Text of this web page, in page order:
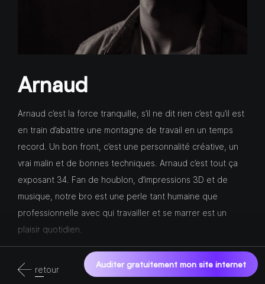
Arnaud
Arnaud c’est la force tranquille, s’il ne dit rien c’est qu’il est
en train d’abattre une montagne de travail en un temps
record. Un bon front, c’est une personnalité créative, un
vrai malin et de bonnes techniques. Arnaud c’est tout ça
exposant 34. Fan de houblon, d’impressions 3D et de
musique, notre bro est une perle tant humaine que
professionnelle avec qui travailler et se marrer est un
plaisir quotidien.
retour
Auditer gratuitement mon site internet